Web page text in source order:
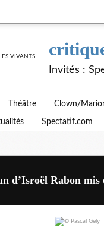
Invités :
Théâtre Clown/
Spectatif.com
d’Isroël Rabon mis